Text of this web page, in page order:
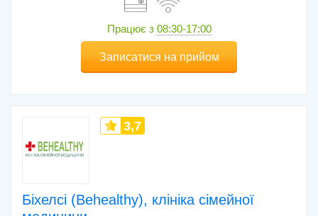
Працює з 08:30-17:00
Записатися на прийом
Біхелсі (Behealthy), клініка сімейної
3,7